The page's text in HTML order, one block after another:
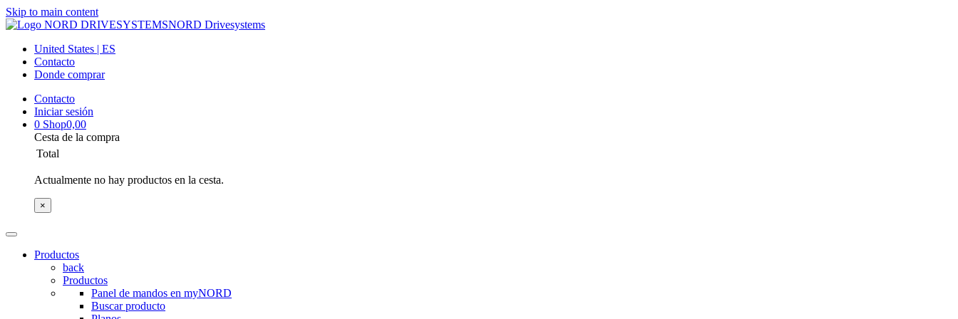
Skip to main content
NORD Drivesystems
United States | ES
Contacto
Donde comprar
Contacto
Iniciar sesión
0 Shop0,00
Cesta de la compra
Total
Actualmente no hay productos en la cesta.
×
Productos
back
Productos
Panel de mandos en myNORD
Buscar producto